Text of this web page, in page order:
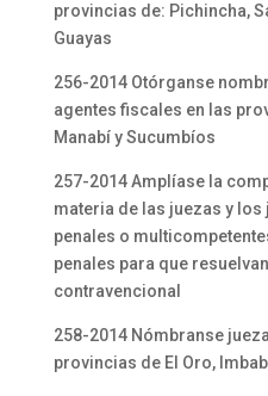
provincias de: Pichincha,
Guayas
256-2014 Otórganse
agentes fiscales en las
Manabí y Sucumbíos
257-2014 Amplíase la
materia de las juezas y
penales o
penales para que
contravencional
258-2014 Nómbranse
provincias de El Oro,